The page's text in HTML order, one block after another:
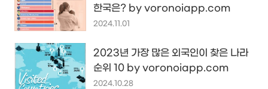
한국은? by voronoiapp.com
2024.11.01
2023년 가장 많은 외국인이 찾은 나라
순위 10 by voronoiapp.com
2024.10.28